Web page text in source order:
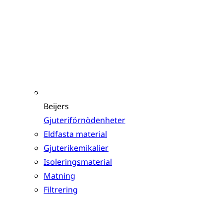
Beijers
Gjuteriförnödenheter
Eldfasta material
Gjuterikemikalier
Isoleringsmaterial
Matning
Filtrering